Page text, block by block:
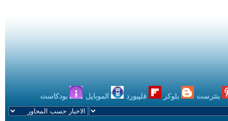
بنترست بلوكر فليبورد الموبايل بودكاست